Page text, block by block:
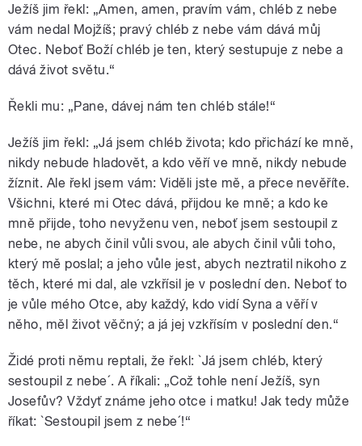
Ježíš jim řekl: „Amen, amen, pravím vám, chléb z nebe
vám nedal Mojžíš; pravý chléb z nebe vám dává můj
Otec. Neboť Boží chléb je ten, který sestupuje z nebe a
dává život světu.“
Řekli mu: „Pane, dávej nám ten chléb stále!“
Ježíš jim řekl: „Já jsem chléb života; kdo přichází ke mně,
nikdy nebude hladovět, a kdo věří ve mně, nikdy nebude
žíznit. Ale řekl jsem vám: Viděli jste mě, a přece nevěříte.
Všichni, které mi Otec dává, přijdou ke mně; a kdo ke
mně přijde, toho nevyženu ven, neboť jsem sestoupil z
nebe, ne abych činil vůli svou, ale abych činil vůli toho,
který mě poslal; a jeho vůle jest, abych neztratil nikoho z
těch, které mi dal, ale vzkřísil je v poslední den. Neboť to
je vůle mého Otce, aby každý, kdo vidí Syna a věří v
něho, měl život věčný; a já jej vzkřísím v poslední den.“
Židé proti němu reptali, že řekl: `Já jsem chléb, který
sestoupil z nebe´. A říkali: „Což tohle není Ježíš, syn
Josefův? Vždyť známe jeho otce i matku! Jak tedy může
říkat: `Sestoupil jsem z nebe´!“